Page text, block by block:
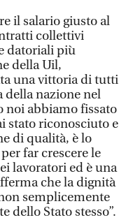
il salario giusto al
collettivi
datoriali più
della Uil,
una vittoria di tutti
della nazione nel
noi abbiamo fissato
stato riconosciuto e
di qualità, è lo
far crescere le
lavoratori ed è una
che la dignità
semplicemente
dello Stato stesso”.